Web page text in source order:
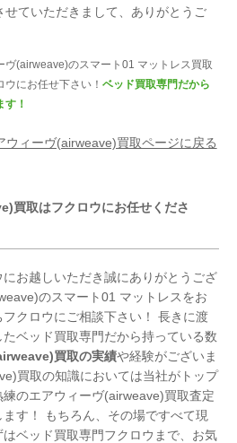
せていただきまして、ありがとうご
ヴ(airweave)のスマート01 マットレス買取
ウにお任せ下さい！ベッド買取専門だから
！
ウィーヴ(airweave)買取ページに戻る
買取はフクロウにお任せくださ
お越しいただき誠にありがとうござ
のスマート01 マットレスをお
クロウにご相談下さい！ 長きに渡
ベッド買取専門だから持っている数
買取の実績や経験がございま
買取の知識においては当社がトップ
のエアウィーヴ(airweave)買取査定
す！ もちろん、その場ですべて現
ベッド買取専門フクロウまで、お気